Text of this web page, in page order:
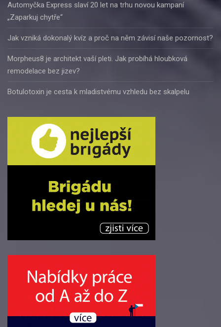
Automyčka Express slaví 20 let na trhu novou kampaní
„Zaparkuj chytře“
Jak vzniká dokonalý kvíz a proč na něm závisí naše pozornost?
Morpheus8 je architekt vaší pleti. Jak probíhá hloubková
remodelace bez jizev?
Botulotoxin je cesta k mladistvému vzhledu bez skalpelu